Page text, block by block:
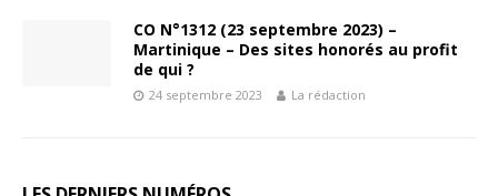
CO N°1312 (23 septembre 2023) –
Martinique – Des sites honorés au profit
de qui ?
24 septembre 2023 La rédaction